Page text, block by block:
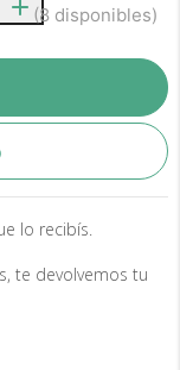
(8 disponibles)
lo recibís.
te devolvemos tu
producto